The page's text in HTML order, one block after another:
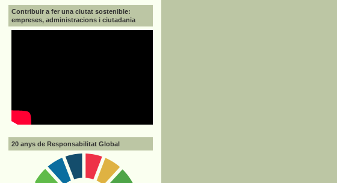
Contribuir a fer una ciutat sostenible:
empreses, administracions i ciutadania
20 anys de Responsabilitat Global